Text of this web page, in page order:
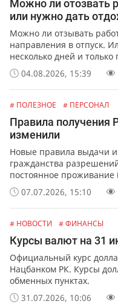
Можно ли отозвать
или нужно дать
Можно ли отзывать
направления в отпуск.
несколько дней и только
04.08.2026, 15:39
# ПОЛЕЗНОЕ # ПЕРСОНАЛ
Правила получения
изменили
Новые правила выдачи
гражданства
постоянное
07.07.2026, 15:10
# НОВОСТИ # ФИНАНСЫ
Курсы валют на 31
Официальный курс
Нацбанком РК. Курсы
обменных пунктах.
31.07.2026, 10:06